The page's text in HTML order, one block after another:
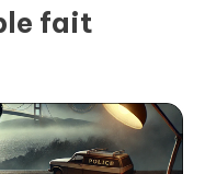
fait